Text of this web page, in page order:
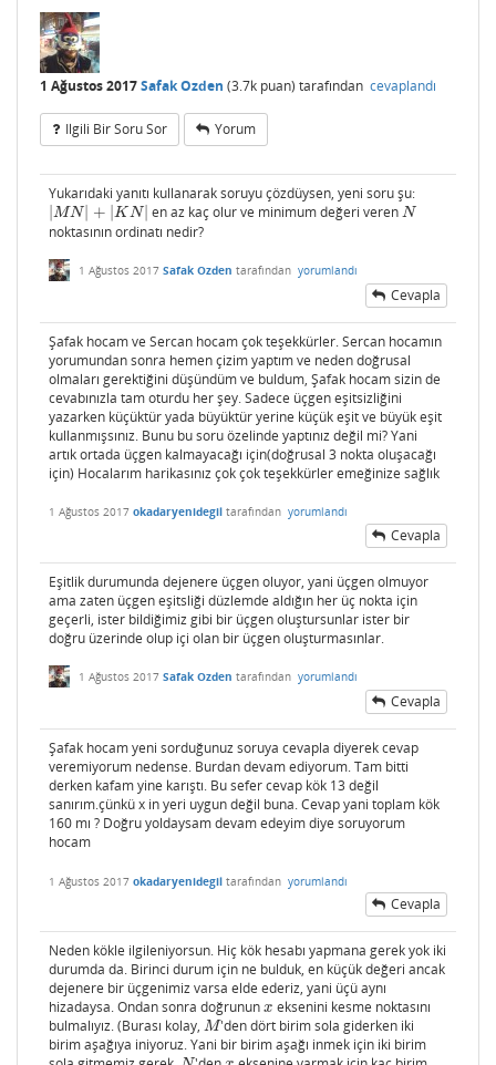
1 Ağustos 2017Safak Ozden (3.7k puan) tarafından cevaplandı
Ilgili Bir Soru Sor Yorum
Yukarıdaki yanıtı kullanarak soruyu çözdüysen, yeni soru şu:
MN + |K N|
|MN| |K N| en az kaç olur ve minimum değeri verenN
N
noktasının ordinatı nedir?
1 Ağustos 2017 Safak Ozden tarafından yorumlandı
Cevapla
Şafak hocam ve Sercan hocam çok teşekkürler. Sercan hocamın
yorumundan sonra hemen çizim yaptım ve neden doğrusal
olmaları gerektiğini düşündüm ve buldum, Şafak hocam sizin de
cevabınızla tam oturdu her şey. Sadece üçgen eşitsizliğini
yazarken küçüktür yada büyüktür yerine küçük eşit ve büyük eşit
kullanmışsınız. Bunu bu soru özelinde yaptınız değil mi? Yani
artık ortada üçgen kalmayacağı için(doğrusal 3 nokta oluşacağı
için) Hocalarım harikasınız çok çok teşekkürler emeğinize sağlık
1 Ağustos 2017 okadaryenidegil tarafından yorumlandı
Cevapla
Eşitlik durumunda dejenere üçgen oluyor, yani üçgen olmuyor
ama zaten üçgen eşitsliği düzlemde aldığın her üç nokta için
geçerli, ister bildiğimiz gibi bir üçgen oluştursunlar ister bir
doğru üzerinde olup içi olan bir üçgen oluşturmasınlar.
1 Ağustos 2017 Safak Ozden tarafından yorumlandı
Cevapla
Şafak hocam yeni sorduğunuz soruya cevapla diyerek cevap
veremiyorum nedense. Burdan devam ediyorum. Tam bitti
derken kafam yine karıştı. Bu sefer cevap kök 13 değil
sanırım.çünkü x in yeri uygun değil buna. Cevap yani toplam kök
160 mı ? Doğru yoldaysam devam edeyim diye soruyorum
hocam
1 Ağustos 2017 okadaryenidegil tarafından yorumlandı
Cevapla
Neden kökle ilgileniyorsun. Hiç kök hesabı yapmana gerek yok iki
durumda da. Birinci durum için ne bulduk, en küçük değeri ancak
dejenere bir üçgenimiz varsa elde ederiz, yani üçü aynı
hizadaysa. Ondan sonra doğrunun x
x eksenini kesme noktasını
bulmalıyız. (Burası kolay, M
M 'den dört birim sola giderken iki
birim aşağıya iniyoruz. Yani bir birim aşağı inmek için iki birim